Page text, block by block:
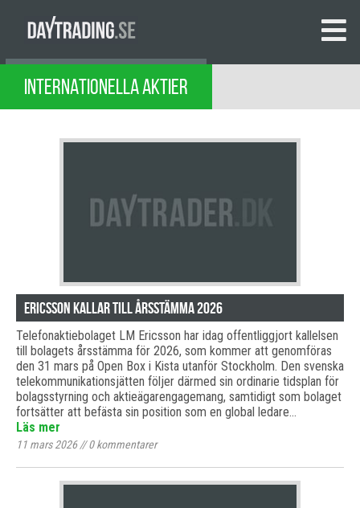
INTERNATIONELLA AKTIER
Ericsson kallar till årsstämma 2026
Telefonaktiebolaget LM Ericsson har idag offentliggjort kallelsen
till bolagets årsstämma för 2026, som kommer att genomföras
den 31 mars på Open Box i Kista utanför Stockholm. Den svenska
telekommunikationsjätten följer därmed sin ordinarie tidsplan för
bolagsstyrning och aktieägarengagemang, samtidigt som bolaget
fortsätter att befästa sin position som en global ledare…
Läs mer
11 mars 2026//0kommentarer